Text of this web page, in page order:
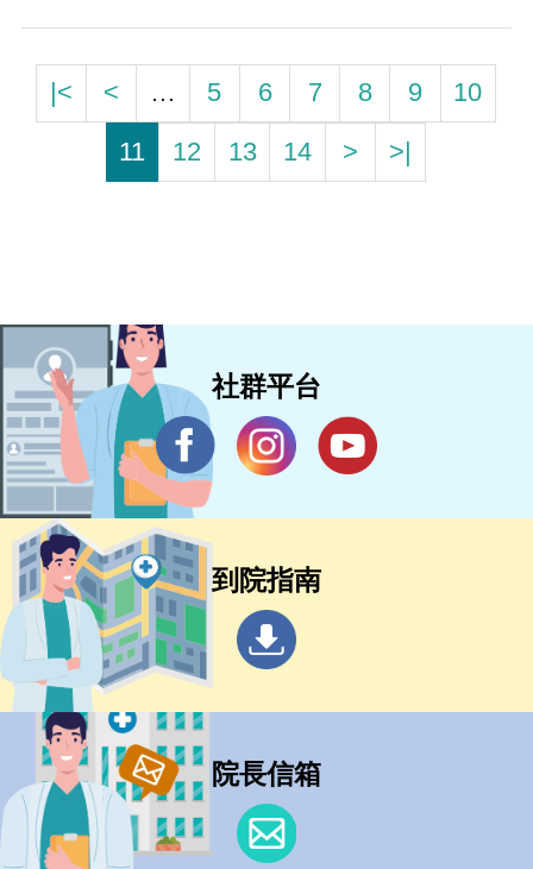
|< < … 5 6 7 8 9
10
11
12 13 14 > >|
社群平台
到院指南
院長信箱